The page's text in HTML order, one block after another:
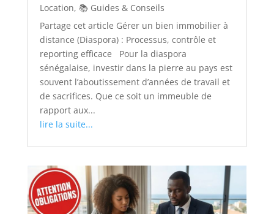
Location, 📚 Guides & Conseils
Partage cet article Gérer un bien immobilier à
distance (Diaspora) : Processus, contrôle et
reporting efficace Pour la diaspora
sénégalaise, investir dans la pierre au pays est
souvent l’aboutissement d’années de travail et
de sacrifices. Que ce soit un immeuble de
rapport aux...
lire la suite...